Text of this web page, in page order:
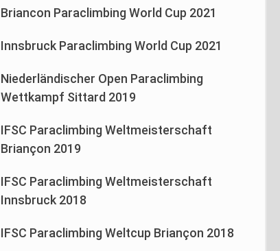
Briancon Paraclimbing World Cup 2021
Innsbruck Paraclimbing World Cup 2021
Niederländischer Open Paraclimbing
Wettkampf Sittard 2019
IFSC Paraclimbing Weltmeisterschaft
Briançon 2019
IFSC Paraclimbing Weltmeisterschaft
Innsbruck 2018
IFSC Paraclimbing Weltcup Briançon 2018